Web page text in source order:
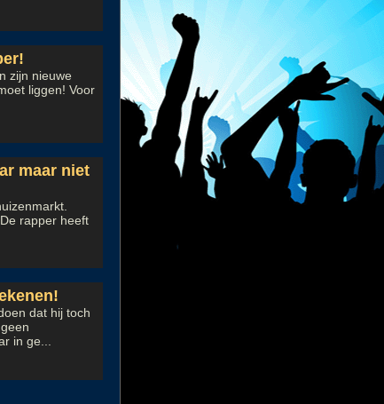
zijn nieuwe
liggen! Voor
maar niet
rapper heeft
dat hij toch
in ge...